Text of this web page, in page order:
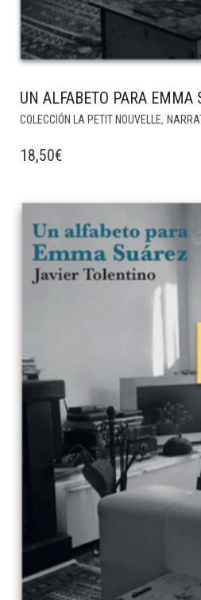
UN ALFABETO PARA EMMA
COLECCIÓN LA PETIT NOUVELLE,
18,50€